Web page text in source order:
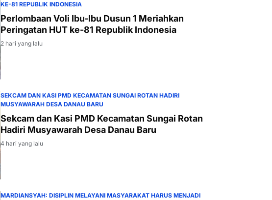
KE-81 REPUBLIK INDONESIA
Perlombaan Voli Ibu-Ibu Dusun 1 Meriahkan
Peringatan HUT ke-81 Republik Indonesia
2 hari yang lalu
SEKCAM DAN KASI PMD KECAMATAN SUNGAI ROTAN HADIRI
MUSYAWARAH DESA DANAU BARU
Sekcam dan Kasi PMD Kecamatan Sungai Rotan
Hadiri Musyawarah Desa Danau Baru
4 hari yang lalu
MARDIANSYAH: DISIPLIN MELAYANI MASYARAKAT HARUS MENJADI